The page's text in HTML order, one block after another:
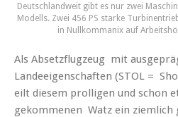
Deutschlandweit gibt es nur zwei
Modells. Zwei 456 PS starke
in Nullkommanix auf
Als Absetzflugzeug mit
Landeeigenschaften (STOL =
eilt diesem prolligen und schon
gekommenen Watz ein ziemlich